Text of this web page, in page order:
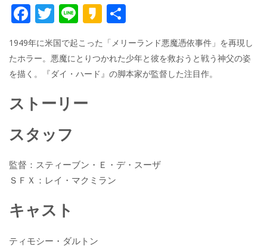
F
ac
e
b
o
k
T
w
itt
er
Li
e
K
a
k
a
1949年に米国で起こった「メリーランド悪魔憑依事件」を再現し
たホラー。悪魔にとりつかれた少年と彼を救おうと戦う神父の姿
を描く。『ダイ・ハード』の脚本家が監督した注目作。
ストーリー
スタッフ
監督：スティーブン・Ｅ・デ・スーザ
ＳＦＸ：レイ・マクミラン
キャスト
ティモシー・ダルトン